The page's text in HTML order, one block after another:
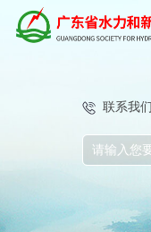
联系我们